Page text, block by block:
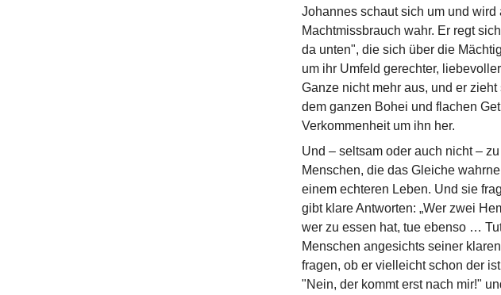
Johannes schaut sich um und
Machtmissbrauch wahr. Er regt
da unten", die sich über die
um ihr Umfeld gerechter,
Ganze nicht mehr aus, und er
dem ganzen Bohei und flachen
Verkommenheit um ihn her.
Und – seltsam oder auch nicht –
Menschen, die das Gleiche
einem echteren Leben. Und sie
gibt klare Antworten: „Wer zwei
wer zu essen hat, tue ebenso …
Menschen angesichts seiner
fragen, ob er vielleicht schon der
"Nein, der kommt erst nach mir!"